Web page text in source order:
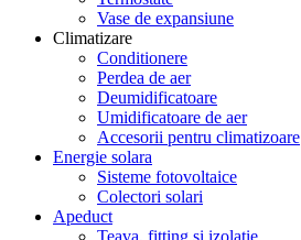
Vase de expansiune
Climatizare
Conditionere
Perdea de aer
Deumidificatoare
Umidificatoare de aer
Accesorii pentru climatizoare
Energie solara
Sisteme fotovoltaice
Colectori solari
Apeduct
Teava, fitting si izolatie